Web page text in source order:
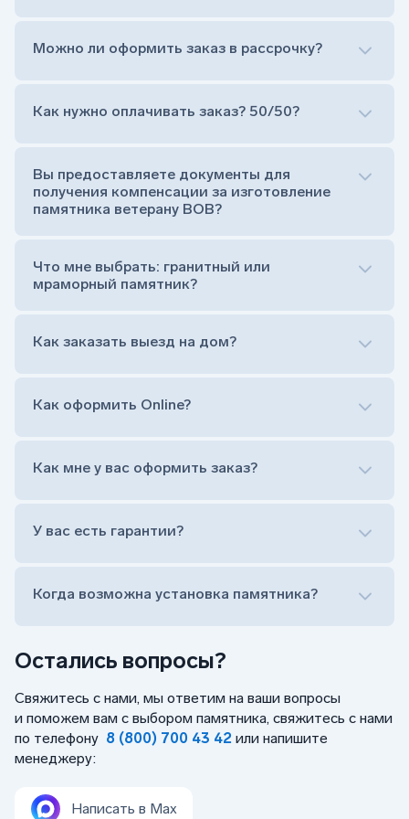
Остались вопросы?
Свяжитесь с нами, мы ответим на ваши вопросы
и поможем вам с выбором памятника, свяжитесь с нами
по телефону 8 (800) 700 43 42 или напишите
менеджеру:
Написать в Max
Сам комплект памятника:
Тумба (постамент, на который при помощи
штыря устанавливается стела)
Цветник (обрамление могилки, бывает, что
Обработка и сверловка комплекта
Расположение символа веры (крестик или
на символ веры или вовсе портрет не рисовать)
прописной)
Можно ли оформить заказ в рассрочку?
Как нужно оплачивать заказ? 50/50?
Вы предоставляете документы для
получения компенсации за изготовление
памятника ветерану ВОВ?
Что мне выбрать: гранитный или
мраморный памятник?
Как заказать выезд на дом?
Оформить заказ удаленно (online)
Заказать бесплатный выезд менеджера на дом
Как оформить Online?
Оформить заказ удаленно (online)
Заказать бесплатный выезд менеджера на дом
Как мне у вас оформить заказ?
У вас есть гарантии?
Когда возможна установка памятника?